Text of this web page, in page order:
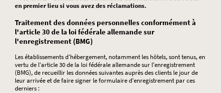
en premier lieu si vous avez des réclamations.
Traitement des données personnelles conformément à
l'article 30 de la loi fédérale allemande sur
l'enregistrement (BMG)
Les établissements d'hébergement, notamment les hôtels, sont tenus, en
vertu de l'article 30 de la loi fédérale allemande sur l'enregistrement
(BMG), de recueillir les données suivantes auprès des clients le jour de
leur arrivée et de faire signer le formulaire d'enregistrement par ces
derniers :